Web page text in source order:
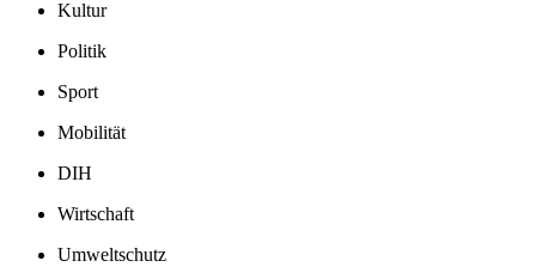
Kultur
Politik
Sport
Mobilität
DIH
Wirtschaft
Umweltschutz